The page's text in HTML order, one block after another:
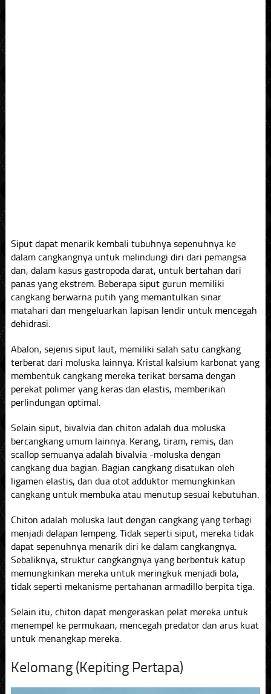
Siput dapat menarik kembali tubuhnya sepenuhnya ke
dalam cangkangnya untuk melindungi diri dari pemangsa
dan, dalam kasus gastropoda darat, untuk bertahan dari
panas yang ekstrem. Beberapa siput gurun memiliki
cangkang berwarna putih yang memantulkan sinar
matahari dan mengeluarkan lapisan lendir untuk mencegah
dehidrasi.
Abalon, sejenis siput laut, memiliki salah satu cangkang
terberat dari moluska lainnya. Kristal kalsium karbonat yang
membentuk cangkang mereka terikat bersama dengan
perekat polimer yang keras dan elastis, memberikan
perlindungan optimal.
Selain siput, bivalvia dan chiton adalah dua moluska
bercangkang umum lainnya. Kerang, tiram, remis, dan
scallop semuanya adalah bivalvia -moluska dengan
cangkang dua bagian. Bagian cangkang disatukan oleh
ligamen elastis, dan dua otot adduktor memungkinkan
cangkang untuk membuka atau menutup sesuai kebutuhan.
Chiton adalah moluska laut dengan cangkang yang terbagi
menjadi delapan lempeng. Tidak seperti siput, mereka tidak
dapat sepenuhnya menarik diri ke dalam cangkangnya.
Sebaliknya, struktur cangkangnya yang berbentuk katup
memungkinkan mereka untuk meringkuk menjadi bola,
tidak seperti mekanisme pertahanan armadillo berpita tiga.
Selain itu, chiton dapat mengeraskan pelat mereka untuk
menempel ke permukaan, mencegah predator dan arus kuat
untuk menangkap mereka.
Kelomang (Kepiting Pertapa)